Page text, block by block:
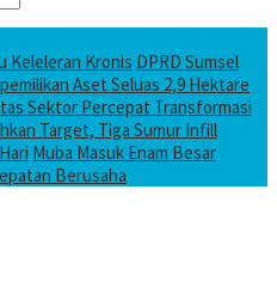
Keleleran Kronis DPRD Sumsel
Aset Seluas 2,9 Hektare
Sektor Percepat Transformasi
Target, Tiga Sumur Infill
Muba Masuk Enam Besar
Berusaha